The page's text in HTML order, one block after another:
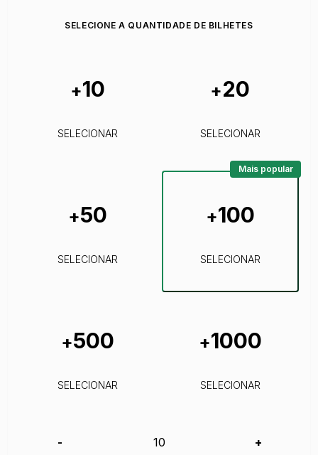
SELECIONE A QUANTIDADE DE BILHETES
+10
SELECIONAR
+20
SELECIONAR
+50
SELECIONAR
+100
SELECIONAR
Mais popular
+500
SELECIONAR
+1000
SELECIONAR
- +